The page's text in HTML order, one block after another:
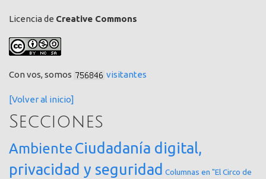
Licencia de Creative Commons
Con vos, somos visitantes
[Volver al inicio]
Secciones
AmbienteCiudadanía digital,
privacidad y seguridad Columnas en "El Circo de